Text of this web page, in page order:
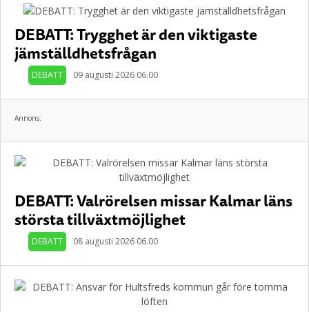
DEBATT: Trygghet är den viktigaste
jämställdhetsfrågan
DEBATT 09 augusti 2026 06.00
Annons:
DEBATT: Valrörelsen missar Kalmar läns
största tillväxtmöjlighet
DEBATT 08 augusti 2026 06.00